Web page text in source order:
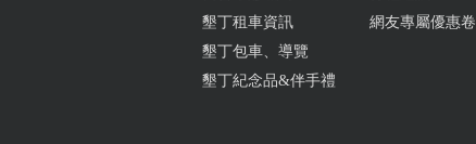
墾丁租車資訊
墾丁包車、導覽
墾丁紀念品&伴手禮
網友專屬優惠卷